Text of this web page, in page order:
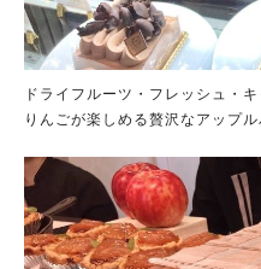
ドライフルーツ・フレッシュ・
りんごが楽しめる贅沢なアップル